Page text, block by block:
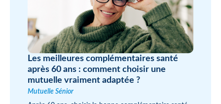
Les meilleures complémentaires santé
après 60 ans : comment choisir une
mutuelle vraiment adaptée ?
Mutuelle Sénior